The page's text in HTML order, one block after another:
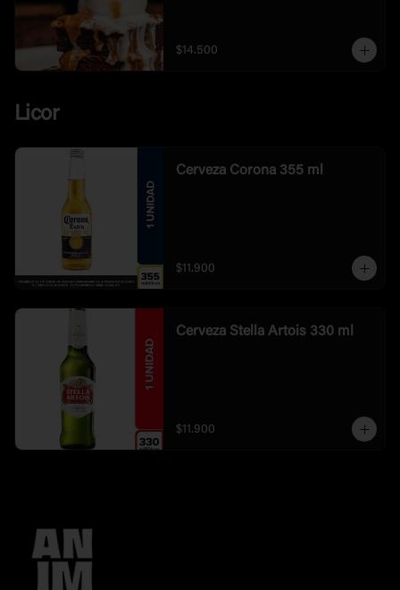
$14.500
Licor
Cerveza Corona 355 ml
$11.900
Cerveza Stella Artois 330 ml
$11.900